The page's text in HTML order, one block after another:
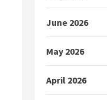
June 2026
May 2026
April 2026